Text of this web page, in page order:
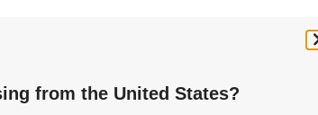
from the United States?